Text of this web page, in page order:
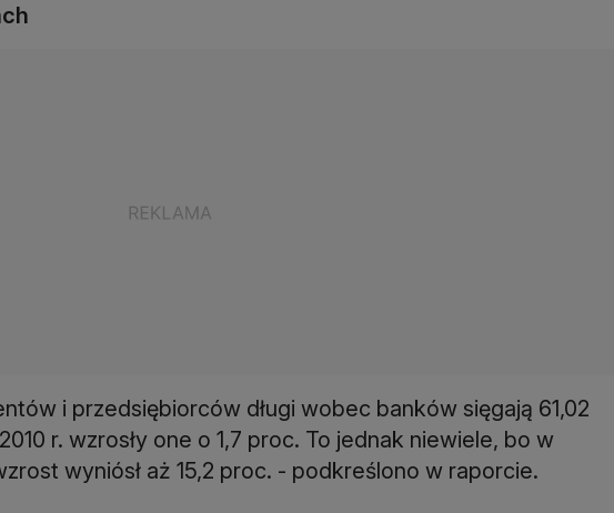
i przedsiębiorców długi wobec banków sięgają 61,02
r. wzrosły one o 1,7 proc. To jednak niewiele, bo w
wyniósł aż 15,2 proc. - podkreślono w raporcie.